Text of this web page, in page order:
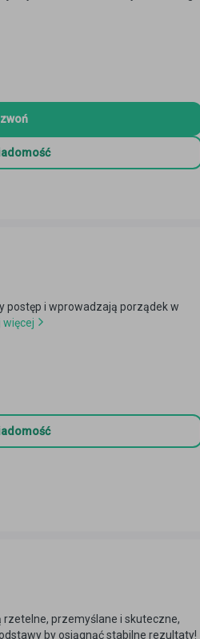
postęp i wprowadzają porządek w
więcej
rzetelne, przemyślane i skuteczne,
by osiągnąć stabilne rezultaty!